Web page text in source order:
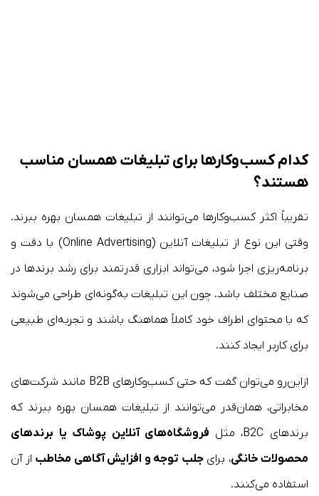
کدام کسب‌وکارها برای تبلیغات همسان مناسب
هستند؟
تقریباً اکثر کسب‌وکارها می‌توانند از تبلیغات همسان بهره ببرند.
وقتی این نوع از تبلیغات آنلاین (Online Advertising) با دقت و
برنامه‌ریزی اجرا شود، می‌تواند ابزاری قدرتمند برای رشد برندها در
صنایع مختلف باشد. چون این تبلیغات به‌گونه‌ای طراحی می‌شوند
که با محتوای اطراف خود کاملاً هماهنگ باشند و تجربه‌ای طبیعی
برای کاربر ایجاد کنند.
ازاین‌رو می‌توان گفت که حتی کسب‌وکارهای B2B مانند شرکت‌های
مخابراتی، همان‌قدر می‌توانند از تبلیغات همسان بهره ببرند که
برندهای B2C، مثل
فروشگاه‌های آنلاین پوشاک یا برندهای
محصولات خانگی، برایجلب توجه و افزایش آگاهی مخاطب از آن
استفاده می‌کنند.